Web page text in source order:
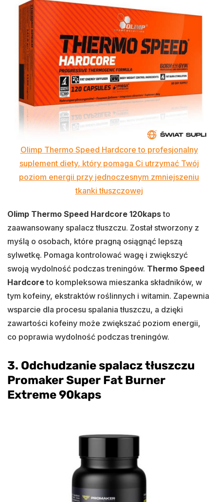
Olimp Thermo Speed Hardcore to profesjonalny
suplement diety, który pomaga Ci utrzymać Twój
poziom energii przy jednoczesnym zmniejszeniu
tkanki tłuszczowej
Olimp Thermo Speed Hardcore 120kapsto
zaawansowany spalacz tłuszczu. Został stworzony z
myślą o osobach, które pragną osiągnąć lepszą
sylwetkę. Pomaga kontrolować wagę i zwiększyć
swoją wydolność podczas treningów. Thermo Speed
Hardcoreto kompleksowa mieszanka składników, w
tym kofeiny, ekstraktów roślinnych i witamin. Zapewnia
wsparcie dla procesu spalania tłuszczu, a dzięki
zawartości kofeiny może zwiększać poziom energii,
co poprawia wydolność podczas treningów.
3. Odchudzanie spalacz tłuszczu
Promaker Super Fat Burner
Extreme 90kaps